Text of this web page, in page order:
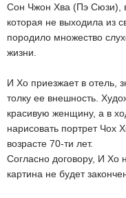
Сон Чжон Хва (Пэ Сюзи),
которая не выходила из
породило множество
жизни.
И Хо приезжает в отель,
толку ее внешность.
красивую женщину, а в
нарисовать портрет Чох
возрасте 70-ти лет.
Согласно договору, И Хо
картина не будет